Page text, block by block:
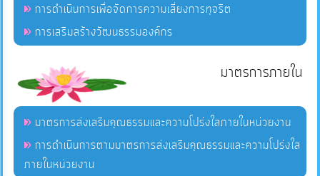
การดำเนินการเพื่อจัดการความเสี่ยงการทุจริต
การเสริมสร้างวัฒนธรรมองค์กร
มาตรการภายใน
มาตรการส่งเสริมคุณธรรมและความโปร่งใสภายในหน่วยงาน
การดำเนินการตามมาตรการส่งเสริมคุณธรรมและความโปร่งใส
ภายในหน่วยงาน